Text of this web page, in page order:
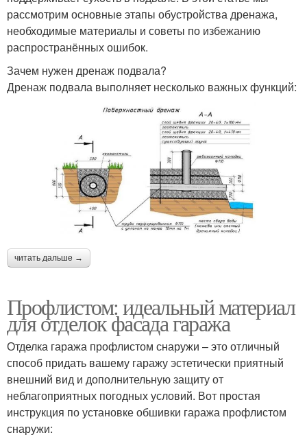
рассмотрим основные этапы обустройства дренажа,
необходимые материалы и советы по избежанию
распространённых ошибок.
Зачем нужен дренаж подвала?
Дренаж подвала выполняет несколько важных функций:
читать дальше →
Профлистом: идеальный материал
для отделок фасада гаража
Отделка гаража профлистом снаружи – это отличный
способ придать вашему гаражу эстетически приятный
внешний вид и дополнительную защиту от
неблагоприятных погодных условий. Вот простая
инструкция по установке обшивки гаража профлистом
снаружи: